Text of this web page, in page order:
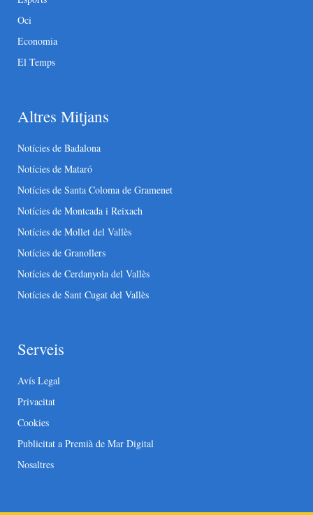
Oci
Economia
El Temps
Altres Mitjans
Notícies de Badalona
Notícies de Mataró
Notícies de Santa Coloma de Gramenet
Notícies de Montcada i Reixach
Notícies de Mollet del Vallès
Notícies de Granollers
Notícies de Cerdanyola del Vallès
Notícies de Sant Cugat del Vallès
Serveis
Avís Legal
Privacitat
Cookies
Publicitat a Premià de Mar Digital
Nosaltres